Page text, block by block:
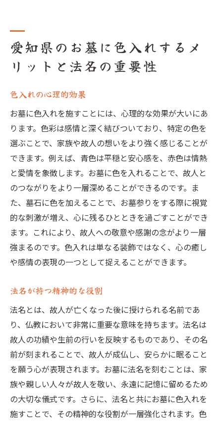
愛知県のお墓に色入れするメ
リットと法名の重要性
色入れの心理的効果
お墓に色入れを施すことには、心理的な効果が大いにあ
ります。色彩は感情と深く結びついており、特定の色を
選ぶことで、家族や故人の想いをより強く感じることが
できます。例えば、青色は平穏と安心感を、赤色は情熱
と愛情を象徴します。お墓に色を入れることで、故人と
のつながりをより一層深めることができるのです。ま
た、墓石に色を加えることで、お墓参りをする際に視覚
的な刺激が増え、心に残るひとときを過ごすことができ
ます。これにより、故人への敬意や感謝の念がより一層
強まるのです。色入れは単なる装飾ではなく、心の癒し
や感情の表現の一つとして捉えることができます。
法名が持つ精神的な役割
法名とは、故人が亡くなった後に授けられる名前であ
り、仏教において非常に重要な意味を持ちます。法名は
故人の功績や生前の行いを反映するものであり、その名
前が刻まれることで、故人が成仏し、安らかに眠ること
を願う心が表現されます。お墓に法名を刻むことは、家
族や親しい人々が故人を敬い、永遠に記憶に留めるため
の大切な儀式です。さらに、法名と共にお墓に色入れを
施すことで、その精神的な役割が一層強化されます。色